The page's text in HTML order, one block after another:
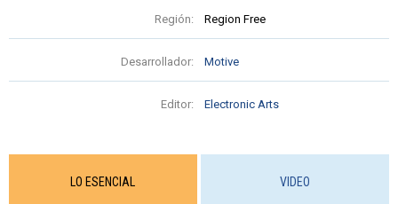
Región: Region Free
Desarrollador: Motive
Editor: Electronic Arts
LO ESENCIAL VIDEO